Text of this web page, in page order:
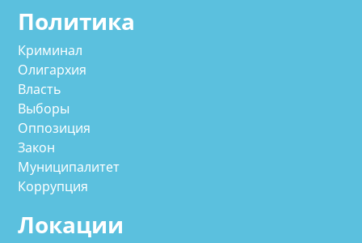
Политика
Криминал
Олигархия
Власть
Выборы
Оппозиция
Закон
Муниципалитет
Коррупция
Локации